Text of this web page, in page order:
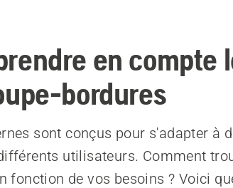
en compte
bordures
sont conçus pour s'adapter à
utilisateurs. Comment
fonction de vos besoins ? Voici